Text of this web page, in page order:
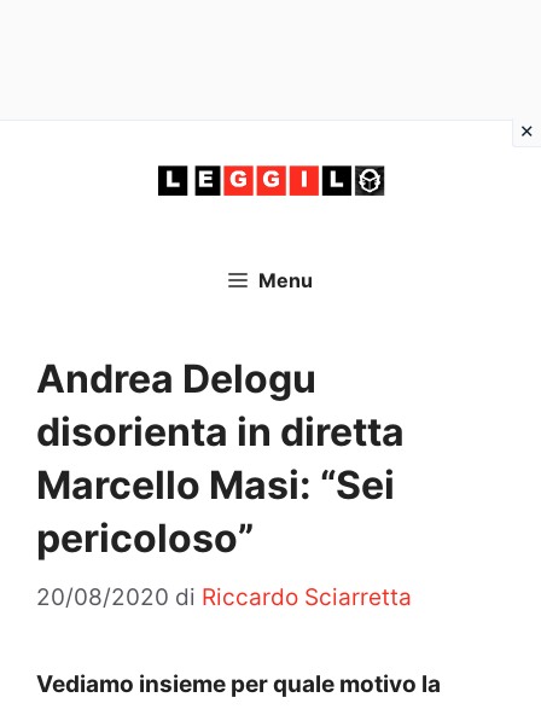
Menu
Andrea Delogu
disorienta in diretta
Marcello Masi: “Sei
pericoloso”
20/08/2020 di Riccardo Sciarretta
Vediamo insieme per quale motivo la